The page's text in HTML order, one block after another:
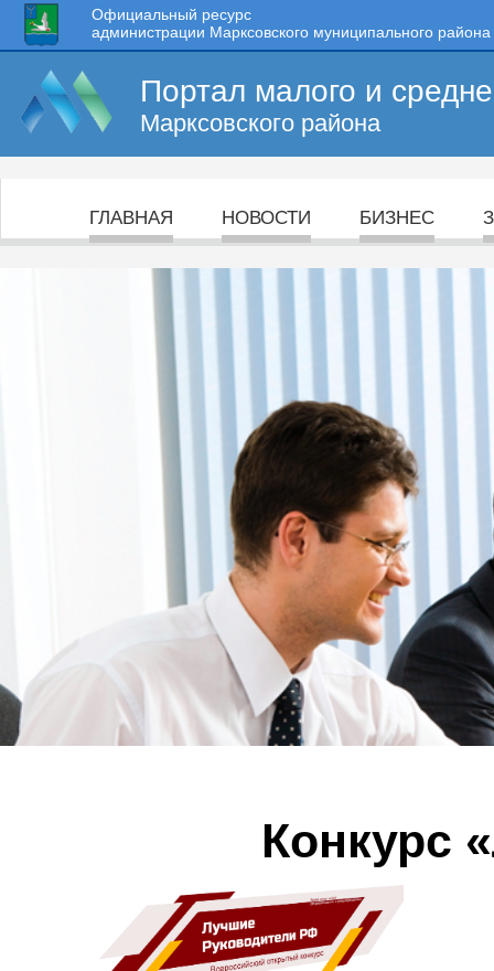
Официальный ресурс
администрации Марксовского муниципального района
Портал малого и
Марксовского района
ГЛАВНАЯ НОВОСТИ БИЗНЕС
Конкурс